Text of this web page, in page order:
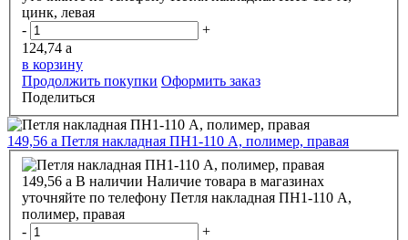
цинк, левая
-
+
124,74 a
в корзину
Продолжить покупки Оформить заказ
Поделиться
149,56 a Петля накладная ПН1-110 А, полимер, правая
149,56 a В наличии Наличие товара в магазинах
уточняйте по телефону Петля накладная ПН1-110 А,
полимер, правая
-
+